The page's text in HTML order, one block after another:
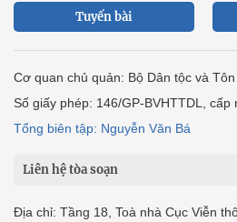
Tuyến bài
Cơ quan chủ quản: Bộ Dân tộc và
Số giấy phép: 146/GP-BVHTTDL, cấp
Tổng biên tập: Nguyễn Văn Bá
Liên hệ tòa soạn
Địa chỉ: Tầng 18, Toà nhà Cục Viễn